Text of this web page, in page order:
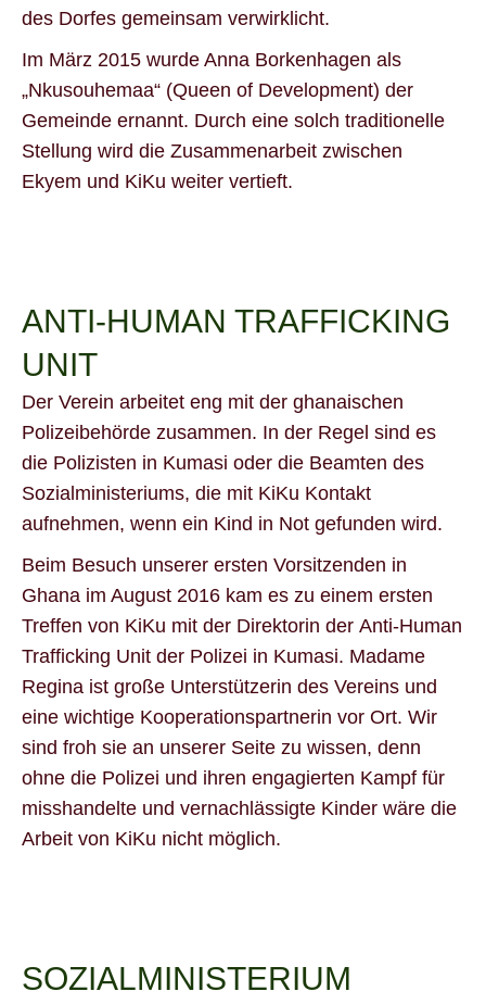
des Dorfes gemeinsam verwirklicht.
Im März 2015 wurde Anna Borkenhagen als
„Nkusouhemaa“ (Queen of Development) der
Gemeinde ernannt. Durch eine solch traditionelle
Stellung wird die Zusammenarbeit zwischen
Ekyem und KiKu weiter vertieft.
ANTI-HUMAN TRAFFICKING
UNIT
Der Verein arbeitet eng mit der ghanaischen
Polizeibehörde zusammen. In der Regel sind es
die Polizisten in Kumasi oder die Beamten des
Sozialministeriums, die mit KiKu Kontakt
aufnehmen, wenn ein Kind in Not gefunden wird.
Beim Besuch unserer ersten Vorsitzenden in
Ghana im August 2016 kam es zu einem ersten
Treffen von KiKu mit der Direktorin der Anti-Human
Trafficking Unit der Polizei in Kumasi. Madame
Regina ist große Unterstützerin des Vereins und
eine wichtige Kooperationspartnerin vor Ort. Wir
sind froh sie an unserer Seite zu wissen, denn
ohne die Polizei und ihren engagierten Kampf für
misshandelte und vernachlässigte Kinder wäre die
Arbeit von KiKu nicht möglich.
SOZIALMINISTERIUM